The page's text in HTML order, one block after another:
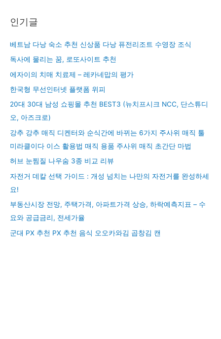
인기글
베트남 다낭 숙소 추천 신상품 다낭 퓨전리조트 수영장 조식
독사에 물리는 꿈, 로또사이트 추천
에자이의 치매 치료제 – 레카네맙의 평가
한국형 무선인터넷 플랫폼 위피
20대 30대 남성 쇼핑몰 추천 BEST3 (뉴치프시크 NCC, 단스튜디
오, 아즈크로)
강추 강추 매직 디켄터와 순식간에 바뀌는 6가지 주사위 매직 툴
미라클이다 이스 활용법 매직 용품 주사위 매직 초간단 마법
허브 눈찜질 나우숨 3종 비교 리뷰
자전거 데칼 선택 가이드 : 개성 넘치는 나만의 자전거를 완성하세
요!
부동산시장 전망, 주택가격, 아파트가격 상승, 하락예측지표 – 수
요와 공급금리, 전세가율
군대 PX 추천 PX 추천 음식 오오카와김 곱창김 캔